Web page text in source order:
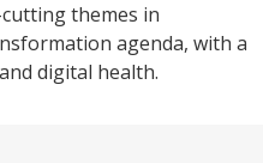
themes in
agenda, with a
digital health.